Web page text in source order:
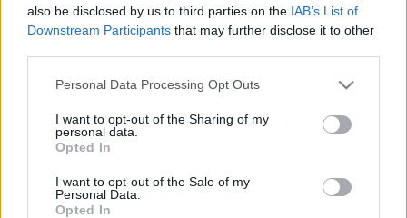
also be disclosed by us to third parties on the IAB’s List of
Downstream Participants that may further disclose it to other
Please note that this website/app uses one or more Google
not limited to your visit or usage behaviour. You may click to
grant or deny consent to Google and its third-party tags to
use your data for below specified purposes in below Google
consent section.
Personal Data Processing Opt Outs
I want to opt-out of the Sharing of my
personal data.
Opted In
I want to opt-out of the Sale of my
Personal Data.
Opted In
A szóbeliség, a közvetlenség és a tárgyalások
nyilvánosságának alapelvét is sérti a januártól
hatályos polgári eljárásjogi törvény, mert a feleknek
az írásban folyó előkészítő eljárásban minden
kártyájukat fel kell fedniük. Ráadásul a bíróságok a
formanyomtatványon benyújtható keresetlevél
legkisebb…